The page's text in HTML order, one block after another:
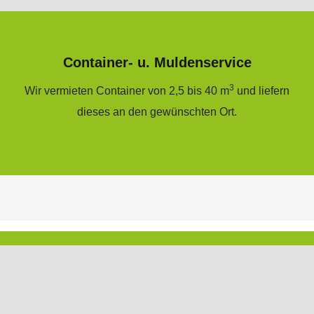
Container- u. Muldenservice
Wir vermieten Container von 2,5 bis 40 m3 und liefern
dieses an den gewünschten Ort.